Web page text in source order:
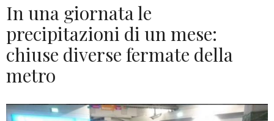
In una giornata le
precipitazioni di un mese:
chiuse diverse fermate della
metro